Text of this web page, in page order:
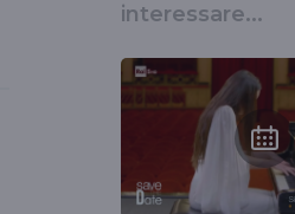
interessare...